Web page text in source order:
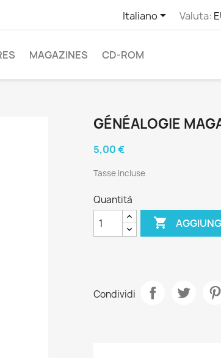
Italiano Valuta:
MAGAZINES CD-ROM
GÉNÉALOGIE
5,00 €
Tasse incluse
Quantità

Condividi